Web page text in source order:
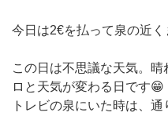
今日は2€を払って泉の近く
この日は不思議な天気。
ロと天気が変わる日です😁
トレビの泉にいた時は、